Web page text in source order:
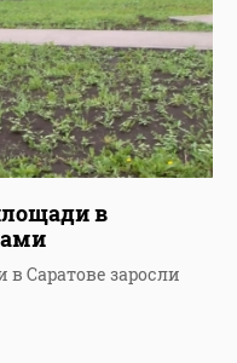
в
Саратове заросли